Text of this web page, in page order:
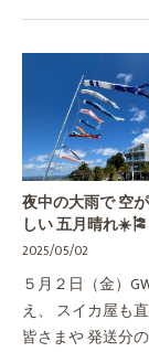
一気に 味見やら
ら 近況報告やら
ら…ウチの"いつも
夜中の大雨で 空
しい 五月晴れ☀️🎏
2025/05/02
５月２日（金）
え、 スイカ屋も
皆さまや 発送分